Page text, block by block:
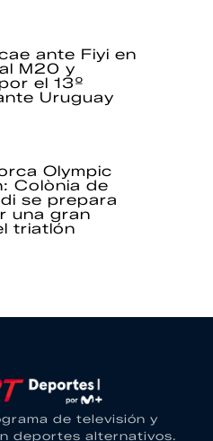
ante Fiyi en
M20 y
el 13º
Uruguay
Olympic
Colònia de
se prepara
una gran
triatlón
de televisión y
deportes alternativos.